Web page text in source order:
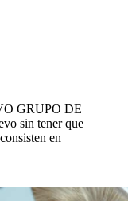
GRUPO DE
sin tener que
en